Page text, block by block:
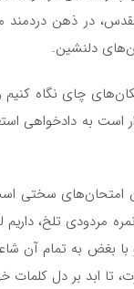
در ذهن دردمند
دلنشین.
چای نگاه
است به
امتحان‌های سختی
نمره مردودی تلخ،
با بغض به تمام آن
تا ابد بر دل کلمات